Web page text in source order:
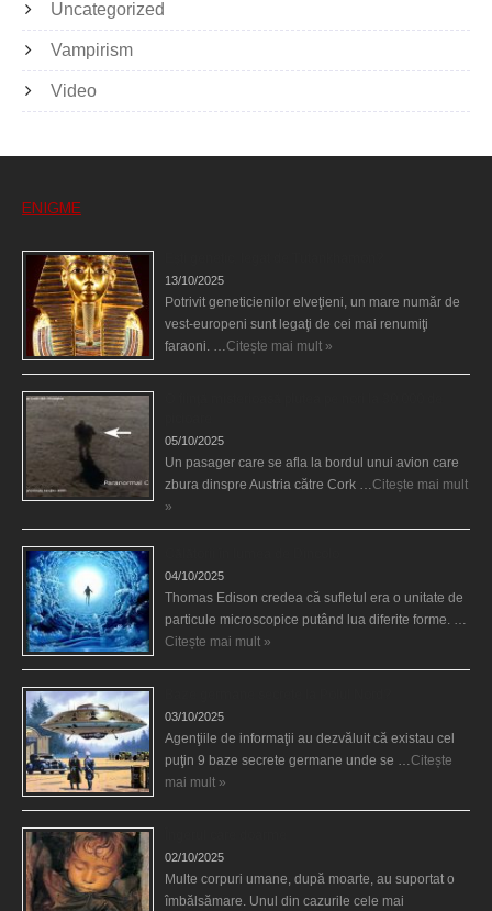
Uncategorized
Vampirism
Video
ENIGME
13/10/2025
Potrivit geneticienilor elveţieni, un mare număr de
vest-europeni sunt legaţi de cei mai renumiţi
faraoni. …Citește mai mult »
05/10/2025
Un pasager care se afla la bordul unui avion care
zbura dinspre Austria către Cork …Citește mai mult
»
04/10/2025
Thomas Edison credea că sufletul era o unitate de
particule microscopice putând lua diferite forme. …
Citește mai mult »
03/10/2025
Agenţiile de informaţii au dezvăluit că existau cel
puţin 9 baze secrete germane unde se …Citește
mai mult »
02/10/2025
Multe corpuri umane, după moarte, au suportat o
îmbălsămare. Unul din cazurile cele mai